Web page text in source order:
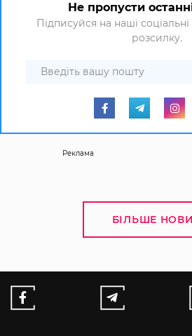
Не пропусти
Підписуйся на наші
розсилку.
Реклама
БІЛЬШЕ